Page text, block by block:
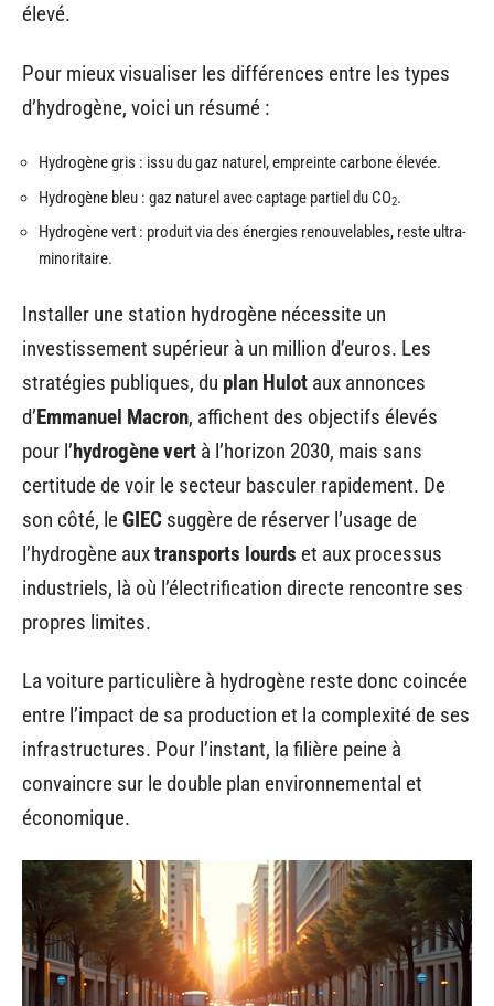
élevé.
Pour mieux visualiser les différences entre les types
d’hydrogène, voici un résumé :
Hydrogène gris : issu du gaz naturel, empreinte carbone élevée.
Hydrogène bleu : gaz naturel avec captage partiel du CO2.
Hydrogène vert : produit via des énergies renouvelables, reste ultra-
minoritaire.
Installer une station hydrogène nécessite un
investissement supérieur à un million d’euros. Les
stratégies publiques, du plan Hulot aux annonces
d’Emmanuel Macron, affichent des objectifs élevés
pour l’hydrogène vert à l’horizon 2030, mais sans
certitude de voir le secteur basculer rapidement. De
son côté, leGIEC suggère de réserver l’usage de
l’hydrogène auxtransports lourds et aux processus
industriels, là où l’électrification directe rencontre ses
propres limites.
La voiture particulière à hydrogène reste donc coincée
entre l’impact de sa production et la complexité de ses
infrastructures. Pour l’instant, la filière peine à
convaincre sur le double plan environnemental et
économique.